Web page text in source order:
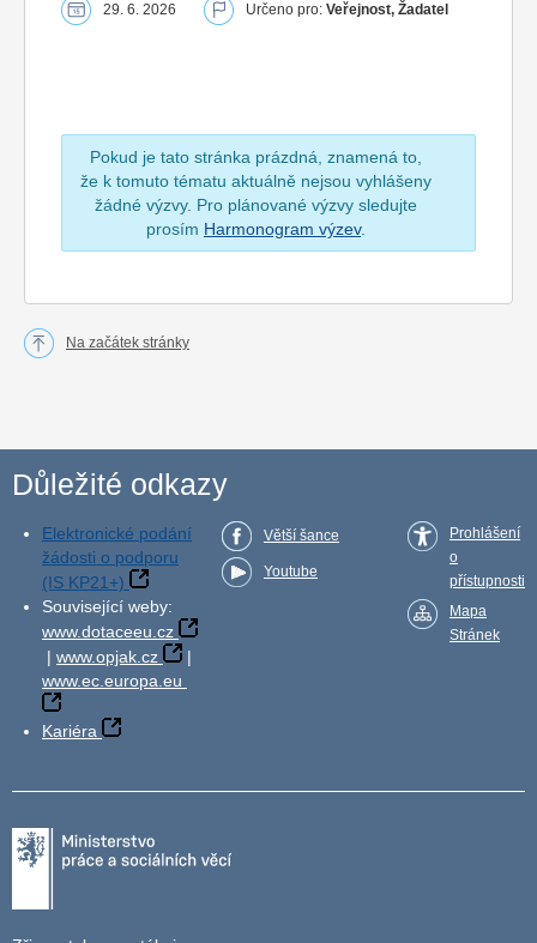
29. 6. 2026 Určeno pro: Veřejnost, Žadatel
Pokud je tato stránka prázdná, znamená to,
že k tomuto tématu aktuálně nejsou vyhlášeny
žádné výzvy. Pro plánované výzvy sledujte
prosím Harmonogram výzev.
Na začátek stránky
Důležité odkazy
Elektronické podání
žádosti o podporu
(IS KP21+)
Související weby:
www.dotaceeu.cz
| www.opjak.cz
|
www.ec.europa.eu
Kariéra
Větší šance
Youtube
Prohlášení
o
přístupnosti
Mapa
Stránek